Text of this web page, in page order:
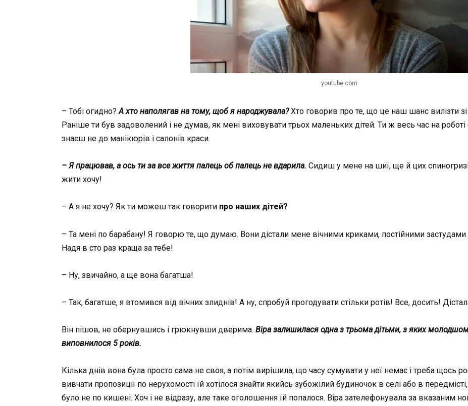
youtube.com
– Тобі огидно? А хто наполягав на тому, щоб я народжувала?Хто говорив про те, що це наш шанс вилізти зі
Раніше ти був задоволений і не думав, як мені виховувати трьох маленьких дітей. Ти ж весь час на роботі
знаєш не до манікюрів і салонів краси.
– Я працював, а ось ти за все життя палець об палець не вдарила. Сидиш у мене на шиї, ще й цих
жити хочу!
– А я не хочу? Як ти можеш так говорити про наших дітей?
– Та мені по барабану! Я говорю те, що думаю. Вони дістали мене вічними криками, постійними застудами
Надя в сто раз краща за тебе!
– Ну, звичайно, а ще вона багатша!
– Так, багатше, я втомився від вічних злиднів! А ну, спробуй прогодувати стільки ротів! Все, досить!
Він пішов, не обернувшись і грюкнувши дверима. Віра залишилася одна з трьома дітьми, з яких
виповнилося 5 років.
Кілька днів вона була просто сама не своя, а потім вирішила, що часу сумувати у неї немає і треба щось
вивчати пропозиції по нерухомості їй хотілося знайти якийсь зубожілий будиночок в селі або в
було не по кишені. Хоч і не відразу, але таке оголошення їй попалося. Віра зателефонувала за вказаним